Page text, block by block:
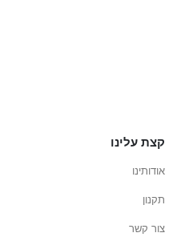
קצת עלינו
אודותינו
תקנון
צור קשר